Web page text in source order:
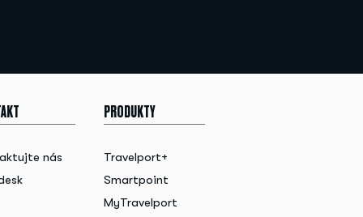
nás
PRODUKTY
Travelport+
Smartpoint
MyTravelport